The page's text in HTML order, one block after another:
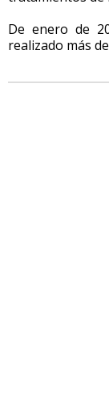
De enero de
realizado más de